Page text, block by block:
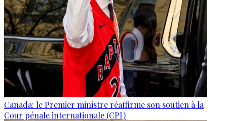
Canada: le Premier ministre réaffirme son soutien à la
Cour pénale internationale (CPI)